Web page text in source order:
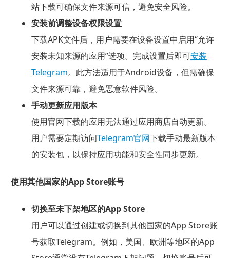
站下载可确保文件来源可信，避免安全风险。
安装前调整设备权限设置
下载APK文件后，用户需要在设备设置中启用“允许
安装未知来源的应用”选项。完成设置后即可安装
Telegram。此方法适用于Android设备，但需确保
文件来源可靠，避免恶意软件风险。
手动更新应用版本
使用官网下载的应用无法通过应用商店自动更新。
用户需要定期访问Telegram官网下载手动最新版本
的安装包，以保持应用功能和安全性同步更新。
使用其他国家的App Store账号
切换至未下架地区的App Store
用户可以通过创建或切换到其他国家的App Store账
号获取Telegram。例如，美国、欧洲等地区的App